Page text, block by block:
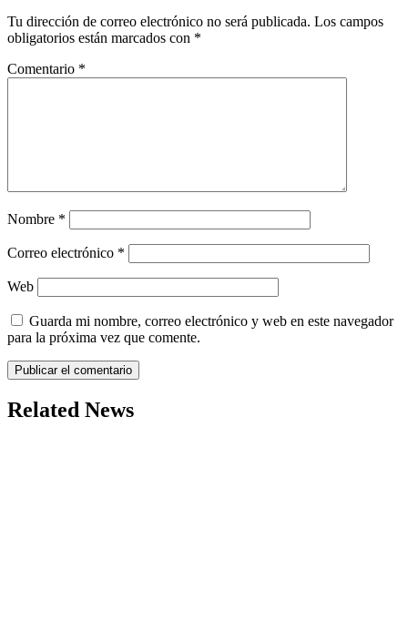
Tu dirección de correo electrónico no será publicada. Los campos
obligatorios están marcados con *
Comentario *
Nombre *
Correo electrónico *
Web
Guarda mi nombre, correo electrónico y web en este navegador
para la próxima vez que comente.
Related News